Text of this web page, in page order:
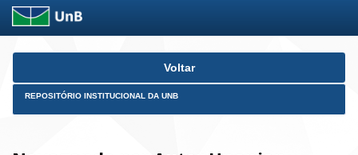
Skip
Voltar
REPOSITÓRIO INSTITUCIONAL DA UNB